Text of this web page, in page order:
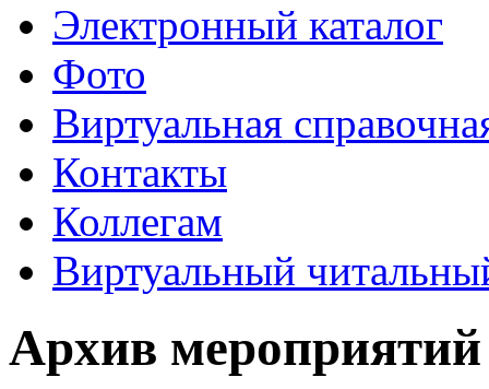
Электронный каталог
Фото
Виртуальная
Контакты
Коллегам
Виртуальный
Архив мероприятий